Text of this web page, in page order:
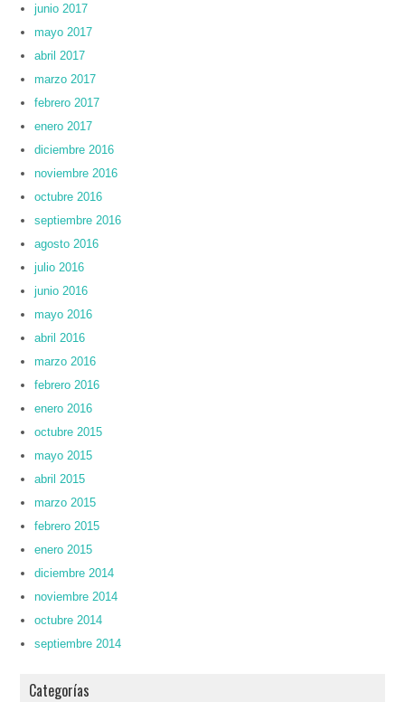
junio 2017
mayo 2017
abril 2017
marzo 2017
febrero 2017
enero 2017
diciembre 2016
noviembre 2016
octubre 2016
septiembre 2016
agosto 2016
julio 2016
junio 2016
mayo 2016
abril 2016
marzo 2016
febrero 2016
enero 2016
octubre 2015
mayo 2015
abril 2015
marzo 2015
febrero 2015
enero 2015
diciembre 2014
noviembre 2014
octubre 2014
septiembre 2014
Categorías